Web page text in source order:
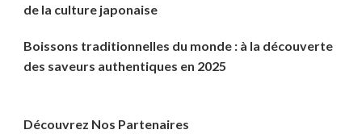
de la culture japonaise
Boissons traditionnelles du monde : à la découverte
des saveurs authentiques en 2025
Découvrez Nos Partenaires